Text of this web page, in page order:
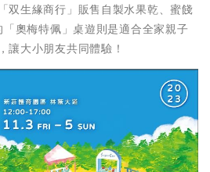
双生緣商行」販售自製水果乾、蜜餞
奧梅特佩」桌遊則是適合全家親子
讓大小朋友共同體驗！